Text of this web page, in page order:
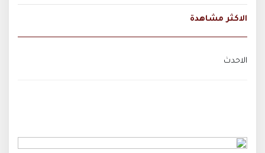
الاكثر مشاهدة
الاحدث